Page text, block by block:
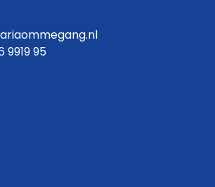
9919 95